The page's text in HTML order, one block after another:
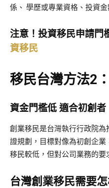
係、 學歷或專業資格、投資
注意！投資移民申請門
資移民
移民台灣方法2
資金門檻低 適合初創者
創業移民是台灣執行行政院
證規劃，目標對像為初創企
移民較低，但對公司業務的要
台灣創業移民需要